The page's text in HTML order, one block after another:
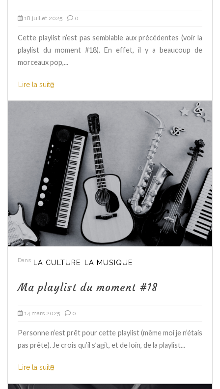
18 juillet 2025 0
Cette playlist n’est pas semblable aux précédentes (voir la
playlist du moment #18). En effet, il y a beaucoup de
morceaux pop,...
Lire la suite
Dans LA CULTURE LA MUSIQUE
Ma playlist du moment #18
14 mars 2025 0
Personne n’est prêt pour cette playlist (même moi je n’étais
pas prête). Je crois qu’il s’agit, et de loin, de la playlist...
Lire la suite